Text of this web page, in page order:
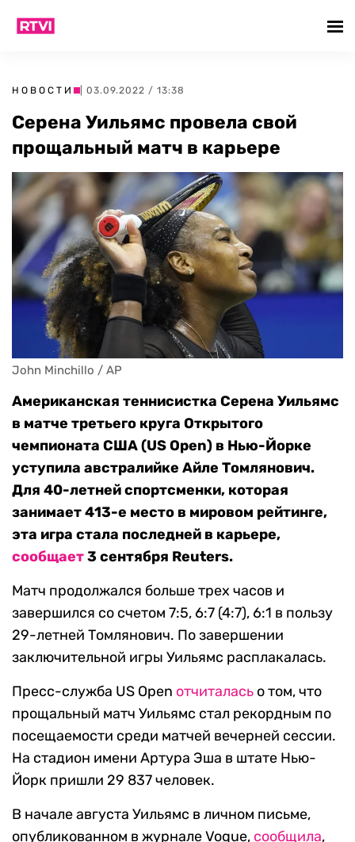
НОВОСТИ | 03.09.2022 / 13:38
Серена Уильямс провела свой
прощальный матч в карьере
John Minchillo / AP
Американская теннисистка Серена Уильямс
в матче третьего круга Открытого
чемпионата США (US Open) в Нью-Йорке
уступила австралийке Айле Томлянович.
Для 40-летней спортсменки, которая
занимает 413-е место в мировом рейтинге,
эта игра стала последней в карьере,
сообщает3 сентября Reuters.
Матч продолжался больше трех часов и
завершился со счетом 7:5, 6:7 (4:7), 6:1 в пользу
29-летней Томлянович. По завершении
заключительной игры Уильямс расплакалась.
Пресс-служба US Open отчиталась о том, что
прощальный матч Уильямс стал рекордным по
посещаемости среди матчей вечерней сессии.
На стадион имени Артура Эша в штате Нью-
Йорк пришли 29 837 человек.
В начале августа Уильямс в личном письме,
опубликованном в журнале Vogue, сообщила,